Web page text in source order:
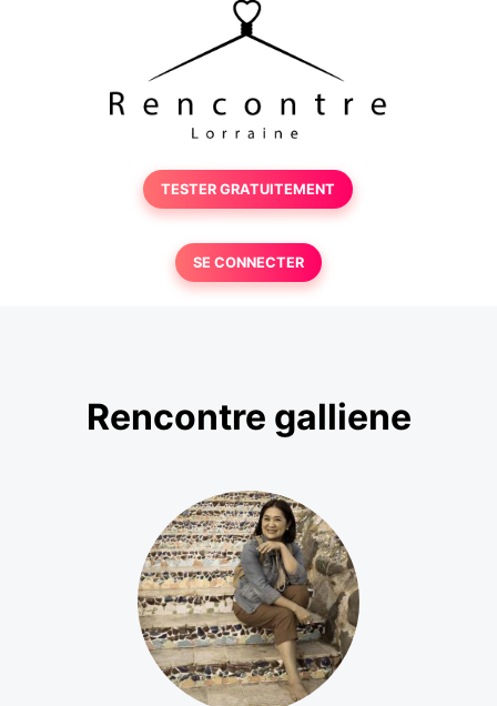
TESTER GRATUITEMENT
SE CONNECTER
Rencontre galliene